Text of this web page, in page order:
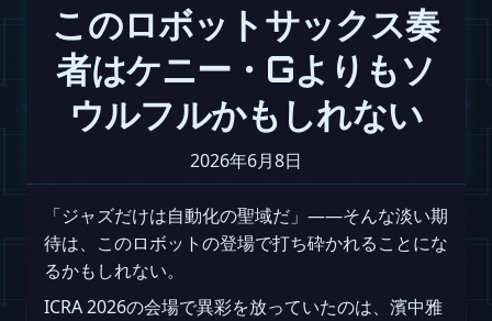
このロボットサックス奏
者はケニー・Gよりもソ
ウルフルかもしれない
2026年6月8日
「ジャズだけは自動化の聖域だ」——そんな淡い期
待は、このロボットの登場で打ち砕かれることにな
るかもしれない。
ICRA 2026の会場で異彩を放っていたのは、濱中雅